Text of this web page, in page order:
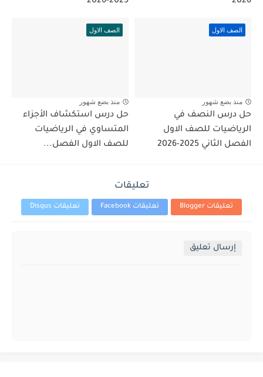
الصف الاول
منذ بضع شهور
حل درس النصف في
الرياضيات للصف الاول
الفصل الثاني 2025-2026
الصف الاول
منذ بضع شهور
حل درس استكشاف الأجزاء
المتساوي في الرياضيات
للصف الاول الفصل...
تعليقات
تعليقات Blogger تعليقات Facebook تعليقات Disqus
إرسال تعليق